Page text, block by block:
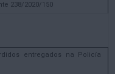
238/2020/150
entregados na Policía